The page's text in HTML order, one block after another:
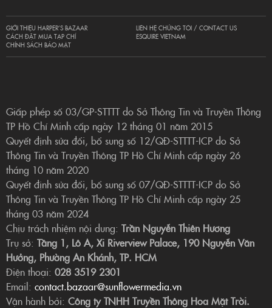
GIỚI THIỆU HARPER’S BAZAAR
CÁCH ĐẶT MUA TẠP CHÍ
CHÍNH SÁCH BẢO MẬT
LIÊN HỆ CHÚNG TÔI / CONTACT US
ESQUIRE VIETNAM
Giấp phép số 03/GP-STTTT do Sở Thông Tin và Truyền Thông
TP Hồ Chí Minh cấp ngày 12 tháng 01 năm 2015
Quyết định sửa đổi, bổ sung số 12/QĐ-STTTT-ICP do Sở
Thông Tin và Truyền Thông TP Hồ Chí Minh cấp ngày 26
tháng 10 năm 2020
Quyết định sửa đổi, bổ sung số 07/QĐ-STTTT-ICP do Sở
Thông Tin và Truyền Thông TP Hồ Chí Minh cấp ngày 25
tháng 03 năm 2024
Chịu trách nhiệm nội dung: Trần Nguyễn Thiên Hương
Trụ sở: Tầng 1, Lô A, Xi Riverview Palace, 190 Nguyễn Văn
Hưởng, Phường An Khánh, TP. HCM
Điện thoại: 028 3519 2301
Email: contact.bazaar@sunflowermedia.vn
Vận hành bởi: Công ty TNHH Truyền Thông Hoa Mặt Trời.